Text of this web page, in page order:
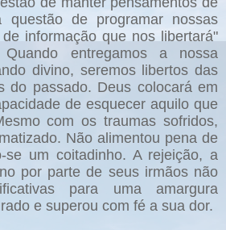
questão de programar nossas
informação que nos libertará"
Quando entregamos a nossa
divino, seremos libertos das
do passado. Deus colocará em
de esquecer aquilo que
com os traumas sofridos,
Não alimentou pena de
se um coitadinho. A rejeição, a
por parte de seus irmãos não
para uma amargura
e superou com fé a sua dor.